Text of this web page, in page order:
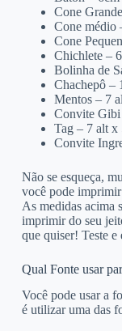
Cone
Cone médio
Cone
Chichlete –
Bolinha de
Chachepô –
Mentos – 7
Convite
Tag – 7 alt x
Convite
Não se esqueça,
você pode
As medidas acima
imprimir do seu
que quiser! Teste e
Qual Fonte usar
Você pode usar a
é utilizar uma das